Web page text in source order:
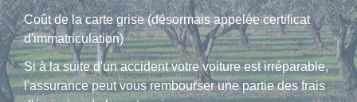
Coût de la carte grise (désormais appelée certificat
d'immatriculation)
Si à la suite d'un accident votre voiture est irréparable,
l'assurance peut vous rembourser une partie des frais